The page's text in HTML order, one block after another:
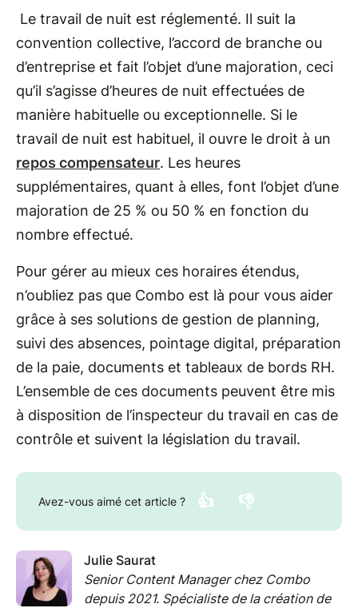
Le travail de nuit est réglementé. Il suit la
convention collective, l’accord de branche ou
d’entreprise et fait l’objet d’une majoration, ceci
qu’il s’agisse d’heures de nuit effectuées de
manière habituelle ou exceptionnelle. Si le
travail de nuit est habituel, il ouvre le droit à un
repos compensateur. Les heures
supplémentaires, quant à elles, font l’objet d’une
majoration de 25 % ou 50 % en fonction du
nombre effectué.
Pour gérer au mieux ces horaires étendus,
n’oubliez pas que Combo est là pour vous aider
grâce à ses solutions de gestion de planning,
suivi des absences, pointage digital, préparation
de la paie, documents et tableaux de bords RH.
L’ensemble de ces documents peuvent être mis
à disposition de l’inspecteur du travail en cas de
contrôle et suivent la législation du travail.
Avez-vous aimé cet article ? 👍 👎
Julie Saurat
Senior Content Manager chez Combo
depuis 2021. Spécialiste de la création de